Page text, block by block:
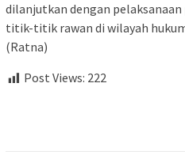
dilanjutkan dengan
titik-titik rawan di wilayah
(Ratna)
Post Views: 222